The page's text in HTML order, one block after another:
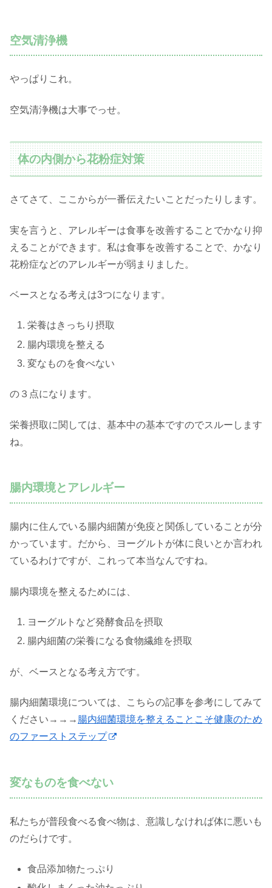
空気清浄機
やっぱりこれ。
空気清浄機は大事でっせ。
体の内側から花粉症対策
さてさて、ここからが一番伝えたいことだったりします。
実を言うと、アレルギーは食事を改善することでかなり抑
えることができます。私は食事を改善することで、かなり
花粉症などのアレルギーが弱まりました。
ベースとなる考えは3つになります。
栄養はきっちり摂取
腸内環境を整える
変なものを食べない
の３点になります。
栄養摂取に関しては、基本中の基本ですのでスルーします
ね。
腸内環境とアレルギー
腸内に住んでいる腸内細菌が免疫と関係していることが分
かっています。だから、ヨーグルトが体に良いとか言われ
ているわけですが、これって本当なんですね。
腸内環境を整えるためには、
ヨーグルトなど発酵食品を摂取
腸内細菌の栄養になる食物繊維を摂取
が、ベースとなる考え方です。
腸内細菌環境については、こちらの記事を参考にしてみて
ください→→→ 腸内細菌環境を整えることこそ健康のため
のファーストステップ
変なものを食べない
私たちが普段食べる食べ物は、意識しなければ体に悪いも
のだらけです。
食品添加物たっぷり